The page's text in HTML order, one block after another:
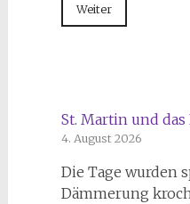
Weiter
St. Martin und
4. August 2026
Die Tage wurden
Dämmerung